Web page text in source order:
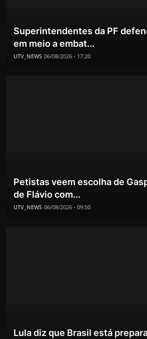
Superintendentes da PF
em meio a embat...
UTV_NEWS 06/08/2026 - 17:20
Petistas veem escolha de
de Flávio com...
UTV_NEWS 06/08/2026 - 09:50
Lula diz que Brasil está